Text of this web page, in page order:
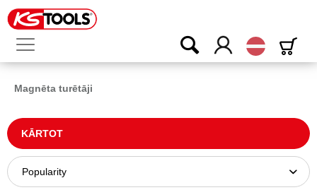
Latvijas
Magnēta turētāji
KĀRTOT